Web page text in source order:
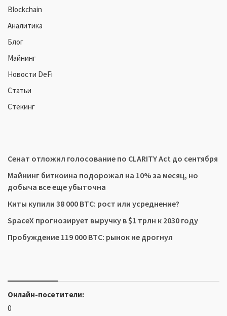
Blockchain
Аналитика
Блог
Майнинг
Новости DeFi
Статьи
Стекинг
Сенат отложил голосование по CLARITY Act до сентября
Майнинг биткоина подорожал на 10% за месяц, но
добыча все еще убыточна
Киты купили 38 000 BTC: рост или усреднение?
SpaceX прогнозирует выручку в $1 трлн к 2030 году
Пробуждение 119 000 BTC: рынок не дрогнул
Онлайн-посетители:
0